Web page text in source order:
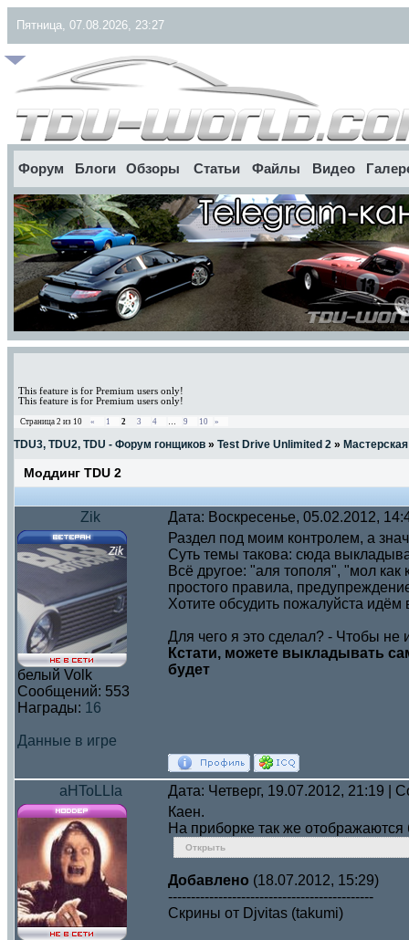
Пятница, 07.08.2026, 23:27
Форум Блоги Обзоры Статьи Файлы Видео
This feature is for Premium users only!
This feature is for Premium users only!
Страница 2 из 10 « 1 2 3 4 … 9 10 »
TDU3, TDU2, TDU - Форум гонщиков » Test Drive Unlimited 2 » Мастерская
Моддинг TDU 2
Zik Дата: Воскресенье, 05.02.2012,
белый Volk
Сообщений: 553
Награды: 16
Данные в игре
Раздел под моим контролем, а
Суть темы такова: сюда
Всё другое: "аля тополя", "мол
простого правила,
Хотите обсудить пожалуйста идём
Для чего я это сделал? - Чтобы не
Кстати, можете выкладывать
будет
aHToLLIa Дата: Четверг, 19.07.2012, 21:19 |
Каен.
На приборке так же отображаются
Открыть
Добавлено (18.07.2012, 15:29)
---------------------------------------------
Скрины от Djvitas (takumi)